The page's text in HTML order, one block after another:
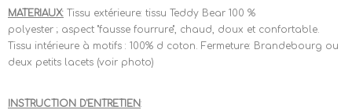
MATERIAUX: Tissu extérieure: tissu Teddy Bear 100 %
polyester ; aspect "fausse fourrure", chaud, doux et confortable.
Tissu intérieure à motifs : 100% d coton. Fermeture: Brandebourg ou
deux petits lacets (voir photo)
INSTRUCTION D'ENTRETIEN: